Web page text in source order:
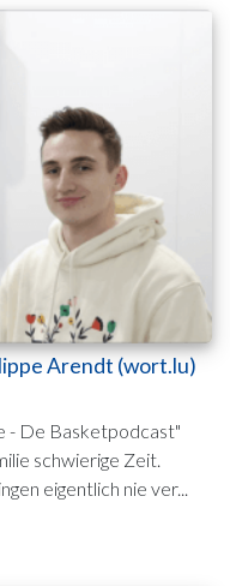
Arendt (wort.lu)
- De Basketpodcast"
schwierige Zeit.
eigentlich nie ver...